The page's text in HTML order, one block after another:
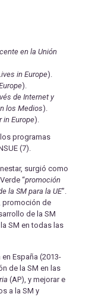
en la Unión
in Europe).
).
de Internet y
los Medios).
in Europe).
programas
(7).
surgió como
“promoción
la SM para la UE”.
promoción de
de la SM
SM en todas las
España (2013-
de la SM en las
(AP), y mejorar e
a la SM y